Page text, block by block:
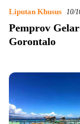
Liputan Khusus 10/
Pemprov
Gorontalo